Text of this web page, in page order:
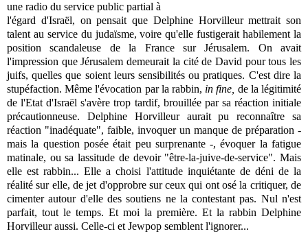
une radio du service public partial à
l'égard d'Israël, on pensait que Delphine Horvilleur mettrait son
talent au service du judaïsme, voire qu'elle fustigerait habilement la
position scandaleuse de la France sur Jérusalem. On avait
l'impression que Jérusalem demeurait la cité de David pour tous les
juifs, quelles que soient leurs sensibilités ou pratiques. C'est dire la
stupéfaction. Même l'évocation par la rabbin, in fine, de la légitimité
de l'Etat d'Israël s'avère trop tardif, brouillée par sa réaction initiale
précautionneuse. Delphine Horvilleur aurait pu reconnaître sa
réaction "inadéquate", faible, invoquer un manque de préparation -
mais la question posée était peu surprenante -, évoquer la fatigue
matinale, ou sa lassitude de devoir "être-la-juive-de-service". Mais
elle est rabbin... Elle a choisi l'attitude inquiétante de déni de la
réalité sur elle, de jet d'opprobre sur ceux qui ont osé la critiquer, de
cimenter autour d'elle des soutiens ne la contestant pas. Nul n'est
parfait, tout le temps. Et moi la première. Et la rabbin Delphine
Horvilleur aussi. Celle-ci et Jewpop semblent l'ignorer...